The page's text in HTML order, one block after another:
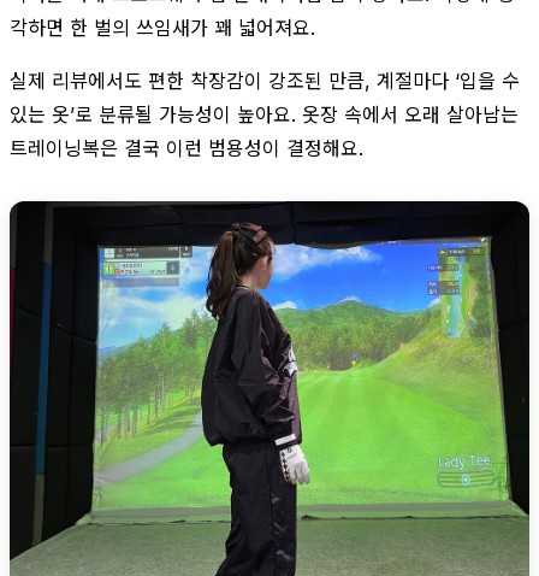
각하면 한 벌의 쓰임새가 꽤 넓어져요.
실제 리뷰에서도 편한 착장감이 강조된 만큼, 계절마다 ‘입을 수
있는 옷’로 분류될 가능성이 높아요. 옷장 속에서 오래 살아남는
트레이닝복은 결국 이런 범용성이 결정해요.